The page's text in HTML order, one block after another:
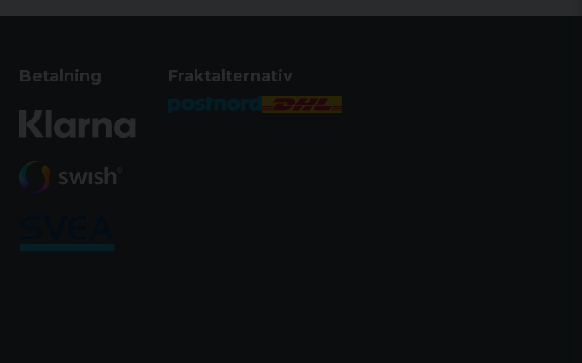
Betalning Fraktalternativ